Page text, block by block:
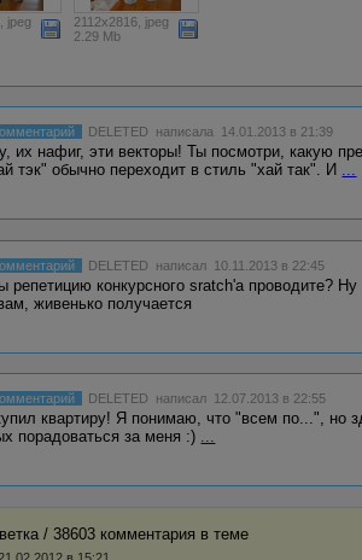
jpeg
2112x2816, jpeg
2.29 Mb
DELETED написала 14.01.2013 в 21:39
их нафиг, эти векторы! Ты посмотри, какую
тэк" обычно переходит в стиль "хай так". И ...
DELETED написал 10.11.2013 в 22:45
репетицию конкурсного sratch'a проводите?
живенько получается
DELETED написал 12.07.2013 в 22:55
квартиру! Я понимаю, что "всем по...", но
порадоваться за меня :) ...
/ 38603 комментария в темe